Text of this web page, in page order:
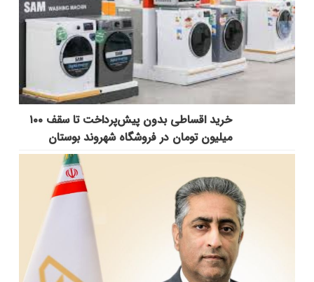
خرید اقساطی بدون پیش‌پرداخت تا سقف ۱۰۰
میلیون تومان در فروشگاه شهروند بوستان